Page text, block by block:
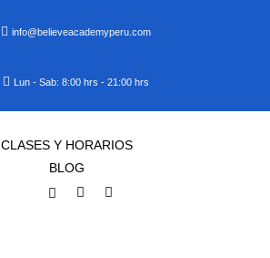
info@believeacademyperu.com
Lun - Sab: 8:00 hrs - 21:00 hrs
CLASES Y HORARIOS
BLOG